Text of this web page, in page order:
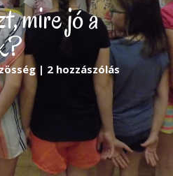
mire jó a
2 hozzászólás